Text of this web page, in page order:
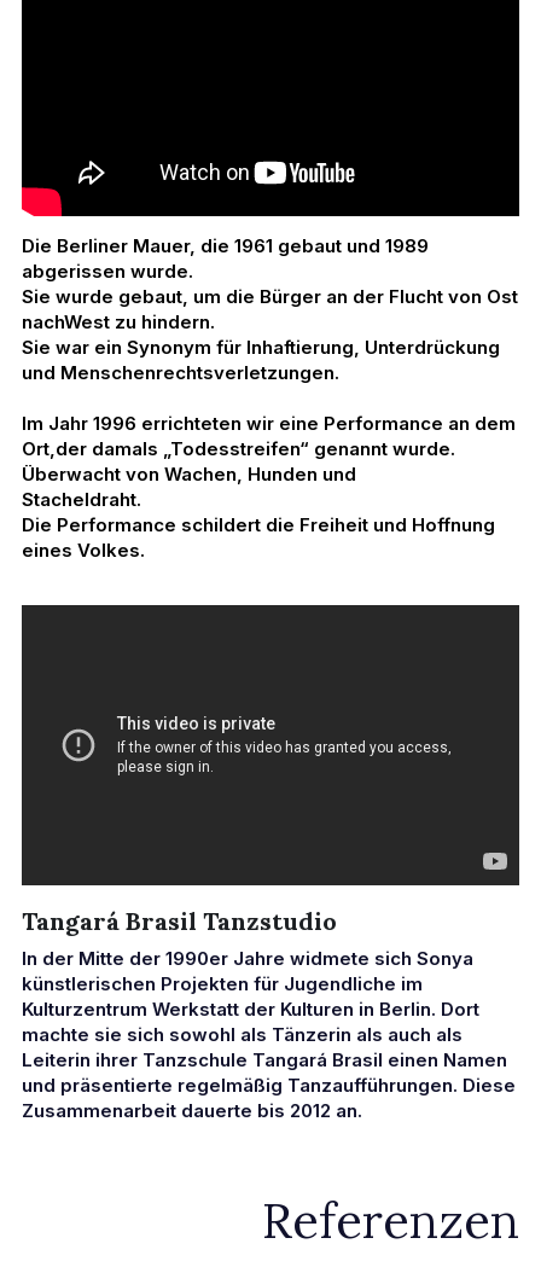
Die Berliner Mauer, die 1961 gebaut und 1989
abgerissen wurde.
Sie wurde gebaut, um die Bürger an der Flucht von Ost
nachWest zu hindern.
Sie war ein Synonym für Inhaftierung, Unterdrückung
und Menschenrechtsverletzungen.
Im Jahr 1996 errichteten wir eine Performance an dem
Ort,der damals „Todesstreifen“ genannt wurde.
Überwacht von Wachen, Hunden und
Stacheldraht.
Die Performance schildert die Freiheit und Hoffnung
eines Volkes.
Tangará Brasil Tanzstudio
In der Mitte der 1990er Jahre widmete sich Sonya
künstlerischen Projekten für Jugendliche im
Kulturzentrum Werkstatt der Kulturen in Berlin. Dort
machte sie sich sowohl als Tänzerin als auch als
Leiterin ihrer Tanzschule Tangará Brasil einen Namen
und präsentierte regelmäßig Tanzaufführungen. Diese
Zusammenarbeit dauerte bis 2012 an.
Referenzen